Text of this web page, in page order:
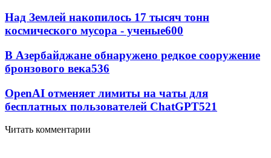
Над Землей накопилось 17 тысяч тонн
космического мусора - ученые600
В Азербайджане обнаружено редкое сооружение
бронзового века536
OpenAI отменяет лимиты на чаты для
бесплатных пользователей ChatGPT521
Читать комментарии